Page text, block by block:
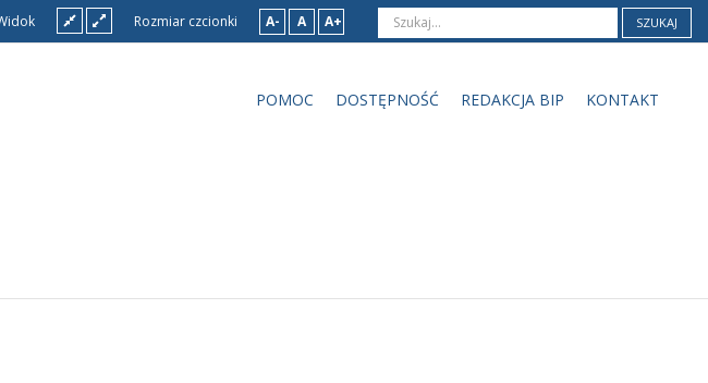
Rozmiar czcionki A- A A+ SZUKAJ
POMOC DOSTĘPNOŚĆ REDAKCJA BIP KONTAKT